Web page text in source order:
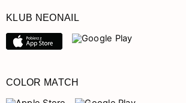
KLUB NEONAIL
COLOR MATCH